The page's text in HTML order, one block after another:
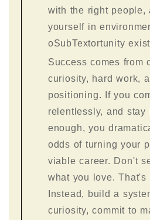
with the right people,
yourself in
oSubTextortunity
Success comes from
curiosity, hard work,
positioning. If you
relentlessly, and stay
enough, you
odds of turning your
viable career. Don't
what you love. That's
Instead, build a
curiosity, commit to